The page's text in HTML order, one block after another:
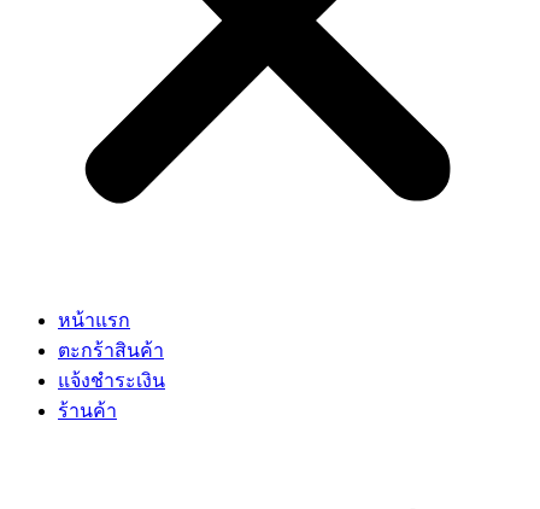
หน้าแรก
ตะกร้าสินค้า
แจ้งชำระเงิน
ร้านค้า